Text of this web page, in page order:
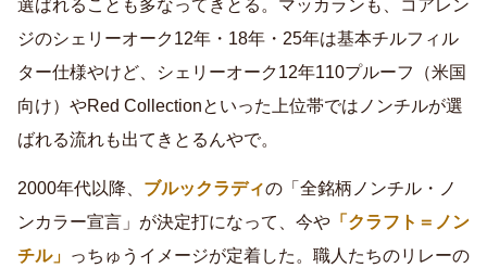
選ばれることも多なってきとる。マッカランも、コアレン
ジのシェリーオーク12年・18年・25年は基本チルフィル
ター仕様やけど、シェリーオーク12年110プルーフ（米国
向け）やRed Collectionといった上位帯ではノンチルが選
ばれる流れも出てきとるんやで。
2000年代以降、 ブルックラディの「全銘柄ノンチル・ノ
ンカラー宣言」が決定打になって、今や 「クラフト＝ノン
チル」 っちゅうイメージが定着した。職人たちのリレーの